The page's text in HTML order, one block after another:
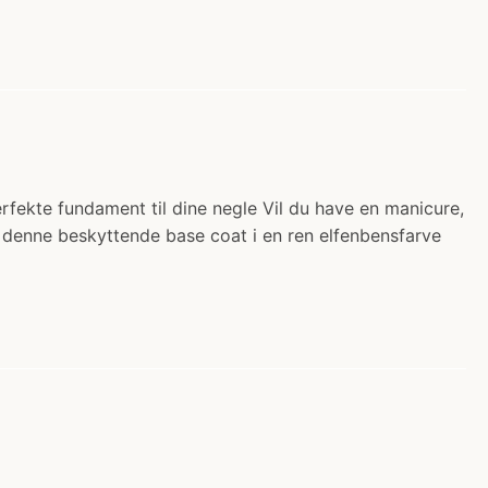
fundament til dine negle Vil du have en manicure,
beskyttende base coat i en ren elfenbensfarve